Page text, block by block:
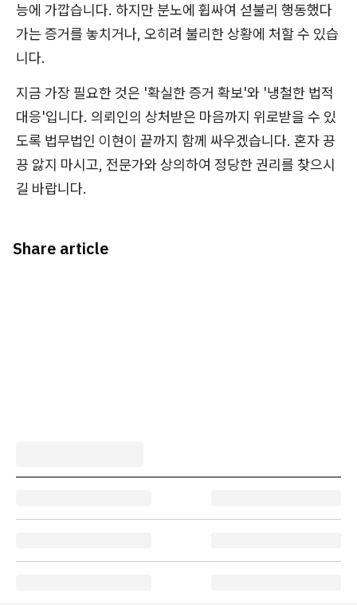
능에 가깝습니다. 하지만 분노에 휩싸여 섣불리 행동했다
가는 증거를 놓치거나, 오히려 불리한 상황에 처할 수 있습
니다.
지금 가장 필요한 것은 '확실한 증거 확보'와 '냉철한 법적
대응'입니다. 의뢰인의 상처받은 마음까지 위로받을 수 있
도록 법무법인 이현이 끝까지 함께 싸우겠습니다. 혼자 끙
끙 앓지 마시고, 전문가와 상의하여 정당한 권리를 찾으시
길 바랍니다.
Share article